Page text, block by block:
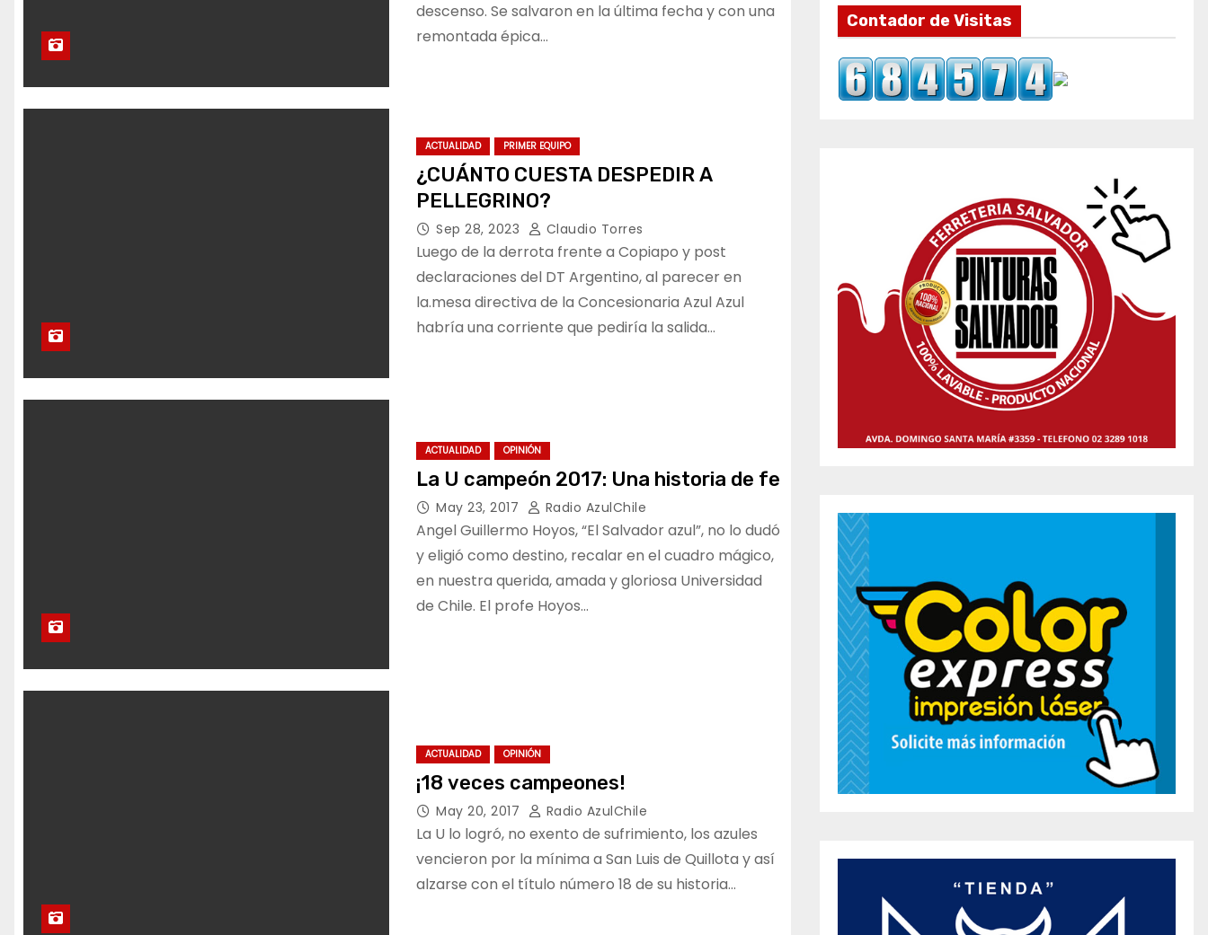
descenso. Se salvaron en la última fecha y con una
remontada épica…
ACTUALIDAD PRIMER EQUIPO
¿CUÁNTO CUESTA DESPEDIR A
PELLEGRINO?
Sep 28, 2023 Claudio Torres
Luego de la derrota frente a Copiapo y post
declaraciones del DT Argentino, al parecer en
la.mesa directiva de la Concesionaria Azul Azul
habría una corriente que pediría la salida…
ACTUALIDAD OPINIÓN
La U campeón 2017: Una historia de fe
May 23, 2017 Radio AzulChile
Angel Guillermo Hoyos, “El Salvador azul”, no lo dudó
y eligió como destino, recalar en el cuadro mágico,
en nuestra querida, amada y gloriosa Universidad
de Chile. El profe Hoyos…
ACTUALIDAD OPINIÓN
¡18 veces campeones!
May 20, 2017 Radio AzulChile
La U lo logró, no exento de sufrimiento, los azules
vencieron por la mínima a San Luis de Quillota y así
alzarse con el título número 18 de su historia…
Contador de Visitas